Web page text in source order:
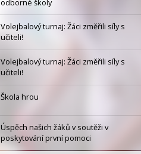
Volejbalový turnaj: Žáci změřili síly s
učiteli!
Volejbalový turnaj: Žáci změřili síly s
učiteli!
Škola hrou
Úspěch našich žáků v soutěži v
poskytování první pomoci